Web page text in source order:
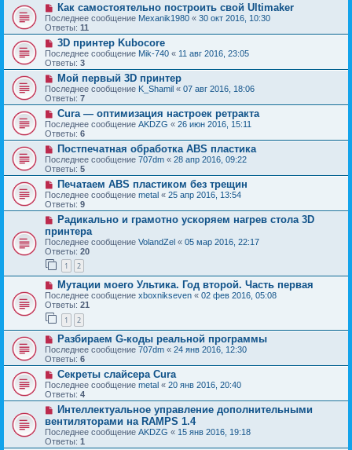
Как самостоятельно построить свой Ultimaker
Последнее сообщение Mexanik1980 « 30 окт 2016, 10:30
Ответы: 11
3D принтер Kubocore
Последнее сообщение Mik-740 « 11 авг 2016, 23:05
Ответы: 3
Мой первый 3D принтер
Последнее сообщение K_Shamil « 07 авг 2016, 18:06
Ответы: 7
Cura — оптимизация настроек ретракта
Последнее сообщение AKDZG « 26 июн 2016, 15:11
Ответы: 6
Постпечатная обработка ABS пластика
Последнее сообщение 707dm « 28 апр 2016, 09:22
Ответы: 5
Печатаем ABS пластиком без трещин
Последнее сообщение metal « 25 апр 2016, 13:54
Ответы: 9
Радикально и грамотно ускоряем нагрев стола 3D
принтера
Последнее сообщение VolandZel « 05 мар 2016, 22:17
Ответы: 20
1 2
Мутации моего Ультика. Год второй. Часть первая
Последнее сообщение xboxnikseven « 02 фев 2016, 05:08
Ответы: 21
1 2
Разбираем G-коды реальной программы
Последнее сообщение 707dm « 24 янв 2016, 12:30
Ответы: 6
Секреты слайсера Cura
Последнее сообщение metal « 20 янв 2016, 20:40
Ответы: 4
Интеллектуальное управление дополнительными
вентиляторами на RAMPS 1.4
Последнее сообщение AKDZG « 15 янв 2016, 19:18
Ответы: 1